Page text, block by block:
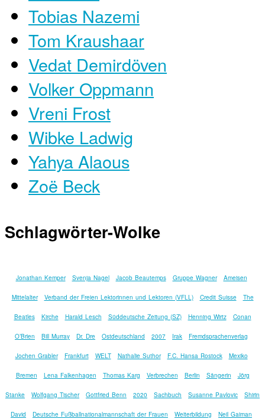
Tobias Nazemi
Tom Kraushaar
Vedat Demirdöven
Volker Oppmann
Vreni Frost
Wibke Ladwig
Yahya Alaous
Zoë Beck
Schlagwörter-Wolke
Jonathan Kemper Svenja Nagel Jacob Beautemps Gruppe Wagner Ameisen
Mittelalter Verband der Freien Lektorinnen und Lektoren (VFLL) Credit Suisse The
Beatles Kirche Harald Lesch Süddeutsche Zeitung (SZ) Henning Wirtz Conan
O’Brien Bill Murray Dr. Dre Ostdeutschland 2007 Irak Fremdsprachenverlag
Jochen Grabler Frankfurt WELT Nathalie Suthor F.C. Hansa Rostock Mexiko
Bremen Lena Falkenhagen Thomas Karg Verbrechen Berlin Sängerin Jörg
Stanke Wolfgang Tischer Gottfried Benn 2020 Sachbuch Susanne Pavlovic Shirin
David Deutsche Fußballnationalmannschaft der Frauen Weiterbildung Neil Gaiman